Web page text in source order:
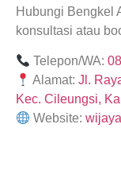
Hubungi Bengkel
konsultasi atau
Telepon/WA:
Alamat:Jl.
Kec. Cileungsi,
Website: